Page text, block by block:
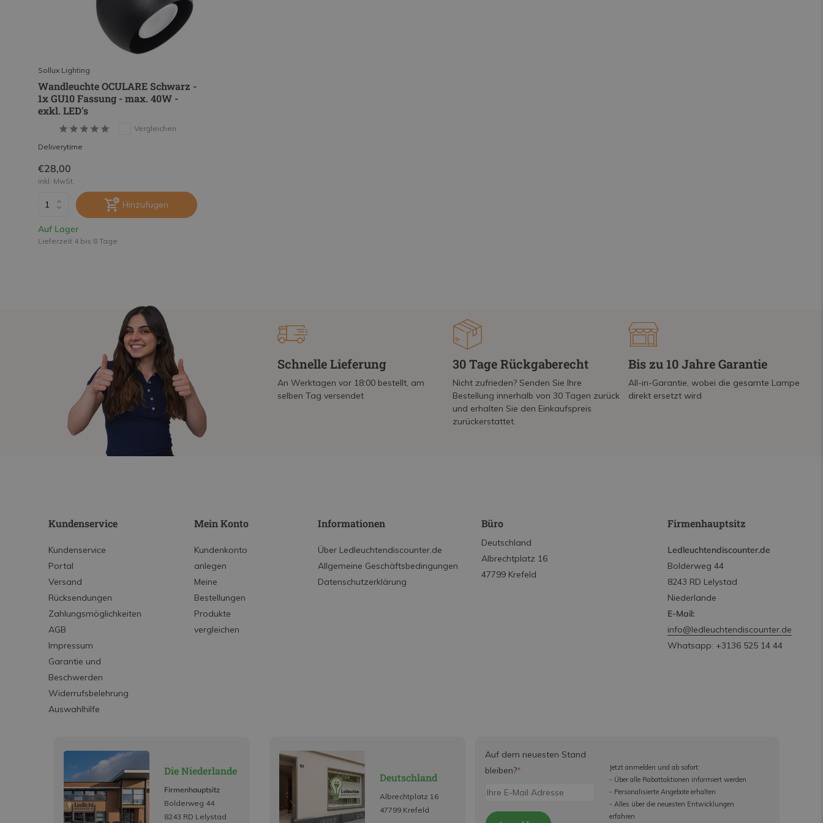
Sollux Lighting
Wandleuchte OCULARE Schwarz -
1x GU10 Fassung - max. 40W -
exkl. LED's
Vergleichen
Deliverytime
€28,00
inkl. MwSt.
Hinzufügen
Auf Lager
Lieferzeit 4 bis 8 Tage
Schnelle Lieferung
An Werktagen vor 18:00 bestellt, am
selben Tag versendet
30 Tage Rückgaberecht
Nicht zufrieden? Senden Sie Ihre
Bestellung innerhalb von 30 Tagen zurück
und erhalten Sie den Einkaufspreis
zurückerstattet.
Bis zu 10 Jahre Garantie
All-in-Garantie, wobei die gesamte Lampe
direkt ersetzt wird
Kundenservice
Kundenservice
Portal
Versand
Rücksendungen
Zahlungsmöglichkeiten
AGB
Impressum
Garantie und
Beschwerden
Widerrufsbelehrung
Auswahlhilfe
Mein Konto
Kundenkonto
anlegen
Meine
Bestellungen
Produkte
vergleichen
Informationen
Über Ledleuchtendiscounter.de
Allgemeine Geschäftsbedingungen
Datenschutzerklärung
Büro
Deutschland
Albrechtplatz 16
47799 Krefeld
Firmenhauptsitz
Ledleuchtendiscounter.de
Bolderweg 44
8243 RD Lelystad
Niederlande
E-Mail:
info@ledleuchtendiscounter.de
Whatsapp: +3136 525 14 44
Die Niederlande
Firmenhauptsitz
Bolderweg 44
8243 RD Lelystad
Deutschland
Albrechtplatz 16
47799 Krefeld
Auf dem neuesten Stand
bleiben?*
Jetzt anmelden und ab sofort:
- Über alle Rabattaktionen informiert werden
- Personalisierte Angebote erhalten
- Alles über die neuesten Entwicklungen
erfahren